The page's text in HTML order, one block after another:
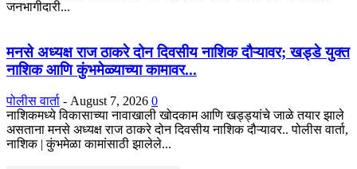
जनभागीदारी...
मनसे अध्यक्ष राज ठाकरे दोन दिवसीय नाशिक दौऱ्यावर; खड्डे युक्त
नाशिक आणि कुंभमेळ्याच्या कामावर...
पोलीस वार्ता - August 7, 2026 0
नाशिकमध्ये विकासाच्या नावाखाली खोदकाम आणि खड्ड्यांचे जाळे तयार झाले
असताना मनसे अध्यक्ष राज ठाकरे दोन दिवसीय नाशिक दौऱ्यावर.. पोलीस वार्ता,
नाशिक | कुंभमेळा कामांसाठी झालेले...